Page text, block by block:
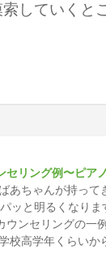
していくと
セリング例〜ピア
あちゃんが持って
ッと明るくなりま
ウンセリングの一
校高学年くらいか